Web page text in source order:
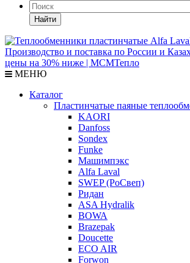
Найти
МЕНЮ
Каталог
Пластинчатые паяные
KAORI
Danfoss
Sondex
Funke
Машимпэкс
Alfa Laval
SWEP (РоСвеп)
Ридан
ASA Hydralik
BOWA
Brazepak
Doucette
ECO AIR
Forwon